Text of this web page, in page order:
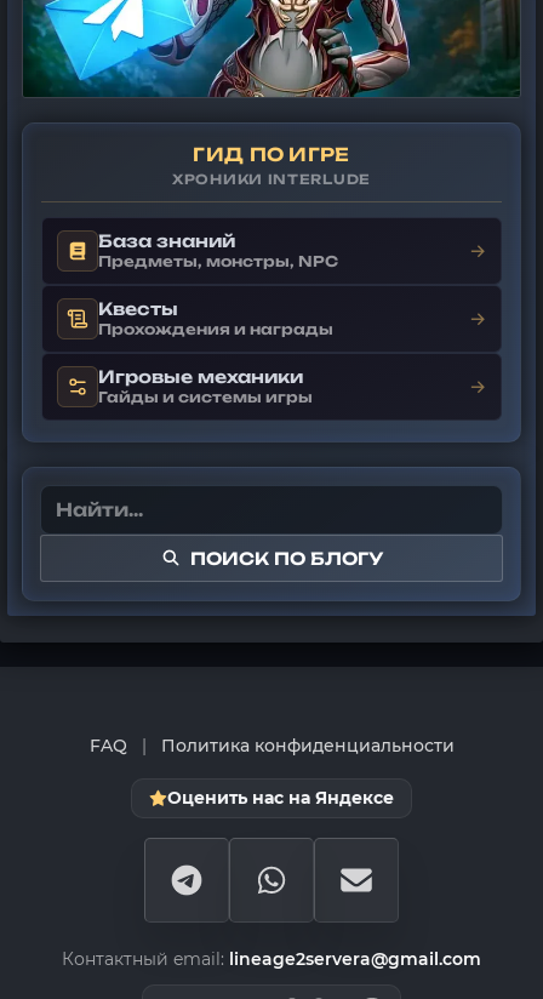
ГИД ПО ИГРЕ
ХРОНИКИ INTERLUDE
База знаний
Предметы, монстры, NPC →
Квесты
Прохождения и награды →
Игровые механики
Гайды и системы игры →
ПОИСК ПО БЛОГУ
FAQ | Политика конфиденциальности
Оценить нас на Яндексе
Контактный email: lineage2servera@gmail.com